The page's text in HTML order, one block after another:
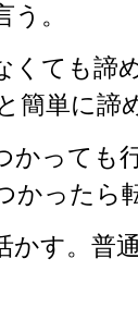
。
くても諦
簡単に諦
かっても
かったら
かす。普